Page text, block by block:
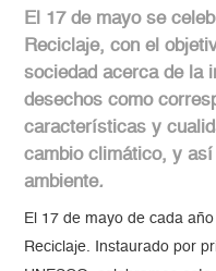
El 17 de mayo se
Reciclaje, con el
sociedad acerca de la
desechos como
características y
cambio climático, y
ambiente.
El 17 de mayo de cada
Reciclaje. Instaurado por